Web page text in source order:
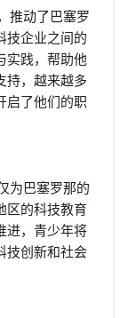
推动了巴塞罗
技企业之间的
实践，帮助他
持，越来越多
启了他们的职
为巴塞罗那的
区的科技教育
进，青少年将
技创新和社会